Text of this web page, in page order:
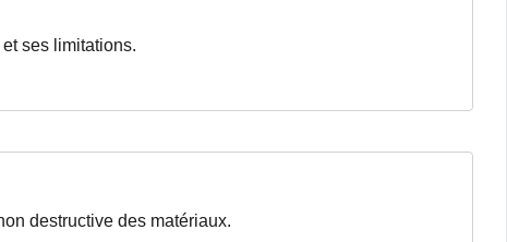
ses limitations.
destructive des matériaux.